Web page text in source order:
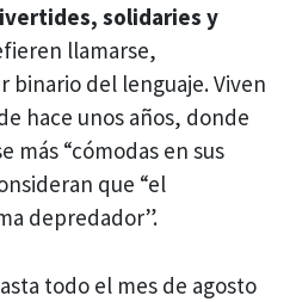
solidaries y
llamarse,
binario del lenguaje. Viven
hace unos años, donde
más “cómodas en sus
que “el
depredador”.
todo el mes de agosto